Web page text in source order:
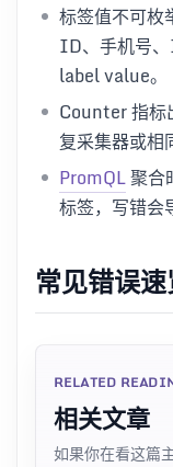
标签值不可枚
ID、手机号、
label value。
Counter 指标
复采集器或相
PromQL聚合
标签，写错会
常见错误
RELATED
相关文章
如果你在看这篇